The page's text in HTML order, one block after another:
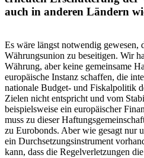
auch in anderen Ländern
Es wäre längst notwendig gewesen,
Währungsunion zu beseitigen. Wir
Währung, aber keine gemeinsame
europäische Instanz schaffen, die
nationale Budget- und Fiskalpolitik
Zielen nicht entspricht und vom
beispielsweise ein europäischer
muss zu dieser
zu Eurobonds. Aber wie gesagt nur
ein Durchsetzungsinstrument
kann, dass die Regelverletzungen